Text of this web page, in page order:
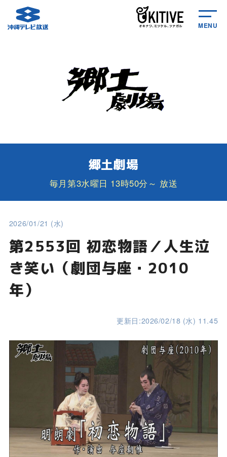
MENU
郷土劇場
毎月第3水曜日 13時50分～ 放送
2026/01/21 (水)
第2553回 初恋物語／人生泣
き笑い（劇団与座・2010
年）
更新日:2026/02/18 (水) 11.45